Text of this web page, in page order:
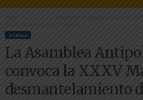
Inicio Tudela
La Asamblea Antipolígono convoca la
desmantelamiento del Polígono...
TUDELA
La Asamblea
convoca la XXXV
desmantelamiento